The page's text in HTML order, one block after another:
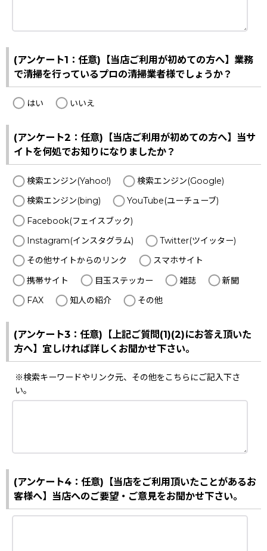
(アンケート1：任意)【当店ご利用が初めての方へ】業務
で清掃を行っているプロの清掃業者様でしょうか？
はい いいえ
(アンケート2：任意)【当店ご利用が初めての方へ】当サ
イトを何処でお知りになりましたか？
検索エンジン(Yahoo!)
検索エンジン(Google)
検索エンジン(bing)
YouTube(ユーチューブ)
Facebook(フェイスブック)
Instagram(インスタグラム)
Twitter(ツイッター)
その他サイトからのリンク
スマホサイト
携帯サイト
目玉ステッカー 雑誌
新聞
FAX
知人の紹介 その他
(アンケート3：任意)【上記ご質問(1)(2)にお答え頂いた
方へ】宜しければ詳しくお聞かせ下さい。
※検索キーワードやリンク元、その他をこちらにご記入下さ
い。
(アンケート4：任意)【当店をご利用頂いたことがあるお
客様へ】当店へのご要望・ご意見をお聞かせ下さい。